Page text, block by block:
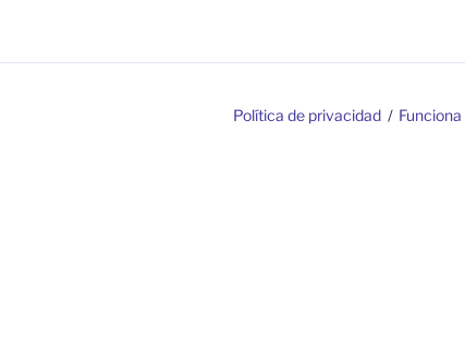
Política de privacidad